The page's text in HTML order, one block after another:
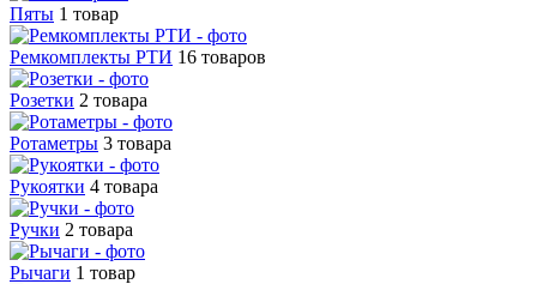
Пяты 1 товар
Ремкомплекты РТИ 16 товаров
Розетки 2 товара
Ротаметры 3 товара
Рукоятки 4 товара
Ручки 2 товара
Рычаги 1 товар